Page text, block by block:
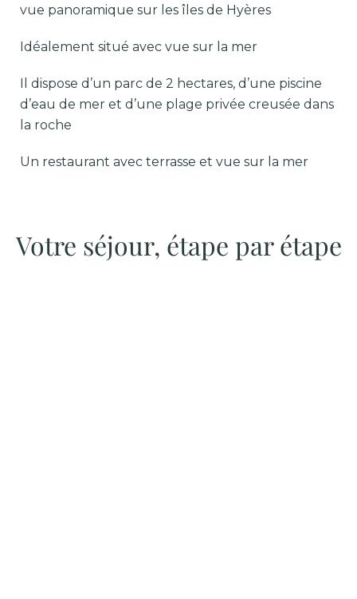
vue panoramique sur les îles de Hyères
Idéalement situé avec vue sur la mer
Il dispose d’un parc de 2 hectares, d’une piscine
d’eau de mer et d’une plage privée creusée dans
la roche
Un restaurant avec terrasse et vue sur la mer
Votre séjour, étape par étape